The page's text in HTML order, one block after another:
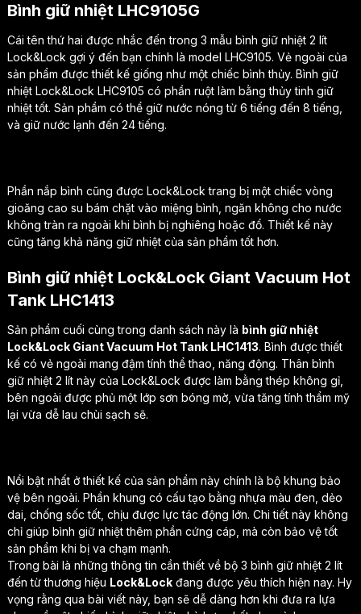
Bình giữ nhiệt LHC9105G
Cái tên thứ hai được nhắc đến trong 3 mẫu bình giữ nhiệt 2 lít
Lock&Lock gợi ý đến bạn chính là model LHC9105. Vẻ ngoài của
sản phẩm được thiết kế giống như một chiếc bình thủy. Bình giữ
nhiệt Lock&Lock LHC9105 có phần ruột làm bằng thủy tinh giữ
nhiệt tốt. Sản phẩm có thể giữ nước nóng từ 6 tiếng đến 8 tiếng,
và giữ nước lạnh đến 24 tiếng.
Phần nắp bình cũng được Lock&Lock trang bị một chiếc vòng
gioăng cao su bám chặt vào miệng bình, ngăn không cho nước
không tràn ra ngoài khi bình bị nghiêng hoặc đổ. Thiết kế này
cũng tăng khả năng giữ nhiệt của sản phẩm tốt hơn.
Bình giữ nhiệt Lock&Lock Giant Vacuum Hot
Tank LHC1413
Sản phẩm cuối cùng trong danh sách này là bình giữ nhiệt
Lock&Lock Giant Vacuum Hot Tank LHC1413. Bình được thiết
kế có vẻ ngoài mang đậm tính thể thao, năng động. Thân bình
giữ nhiệt 2 lít này của Lock&Lock được làm bằng thép không gỉ,
bên ngoài được phủ một lớp sơn bóng mờ, vừa tăng tính thẩm mỹ
lại vừa dễ lau chùi sạch sẽ.
Nổi bật nhất ở thiết kế của sản phẩm này chính là bộ khung bảo
vệ bên ngoài. Phần khung có cấu tạo bằng nhựa màu đen, dẻo
dai, chống sốc tốt, chịu được lực tác động lớn. Chi tiết này không
chỉ giúp bình giữ nhiệt thêm phần cứng cáp, mà còn bảo vệ tốt
sản phẩm khi bị va chạm mạnh.
Trong bài là những thông tin cần thiết về bộ 3 bình giữ nhiệt 2 lít
đến từ thương hiệu Lock&Lockđang được yêu thích hiện nay. Hy
vọng rằng qua bài viết này, bạn sẽ dễ dàng hơn khi đưa ra lựa